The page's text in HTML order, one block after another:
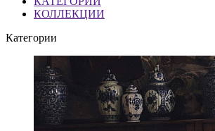
КОЛЛЕКЦИИ
Категории